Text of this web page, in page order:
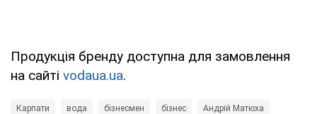
Продукція бренду доступна для замовлення
на сайті vodaua.ua.
Карпати вода бізнесмен бізнес Андрій Матюха